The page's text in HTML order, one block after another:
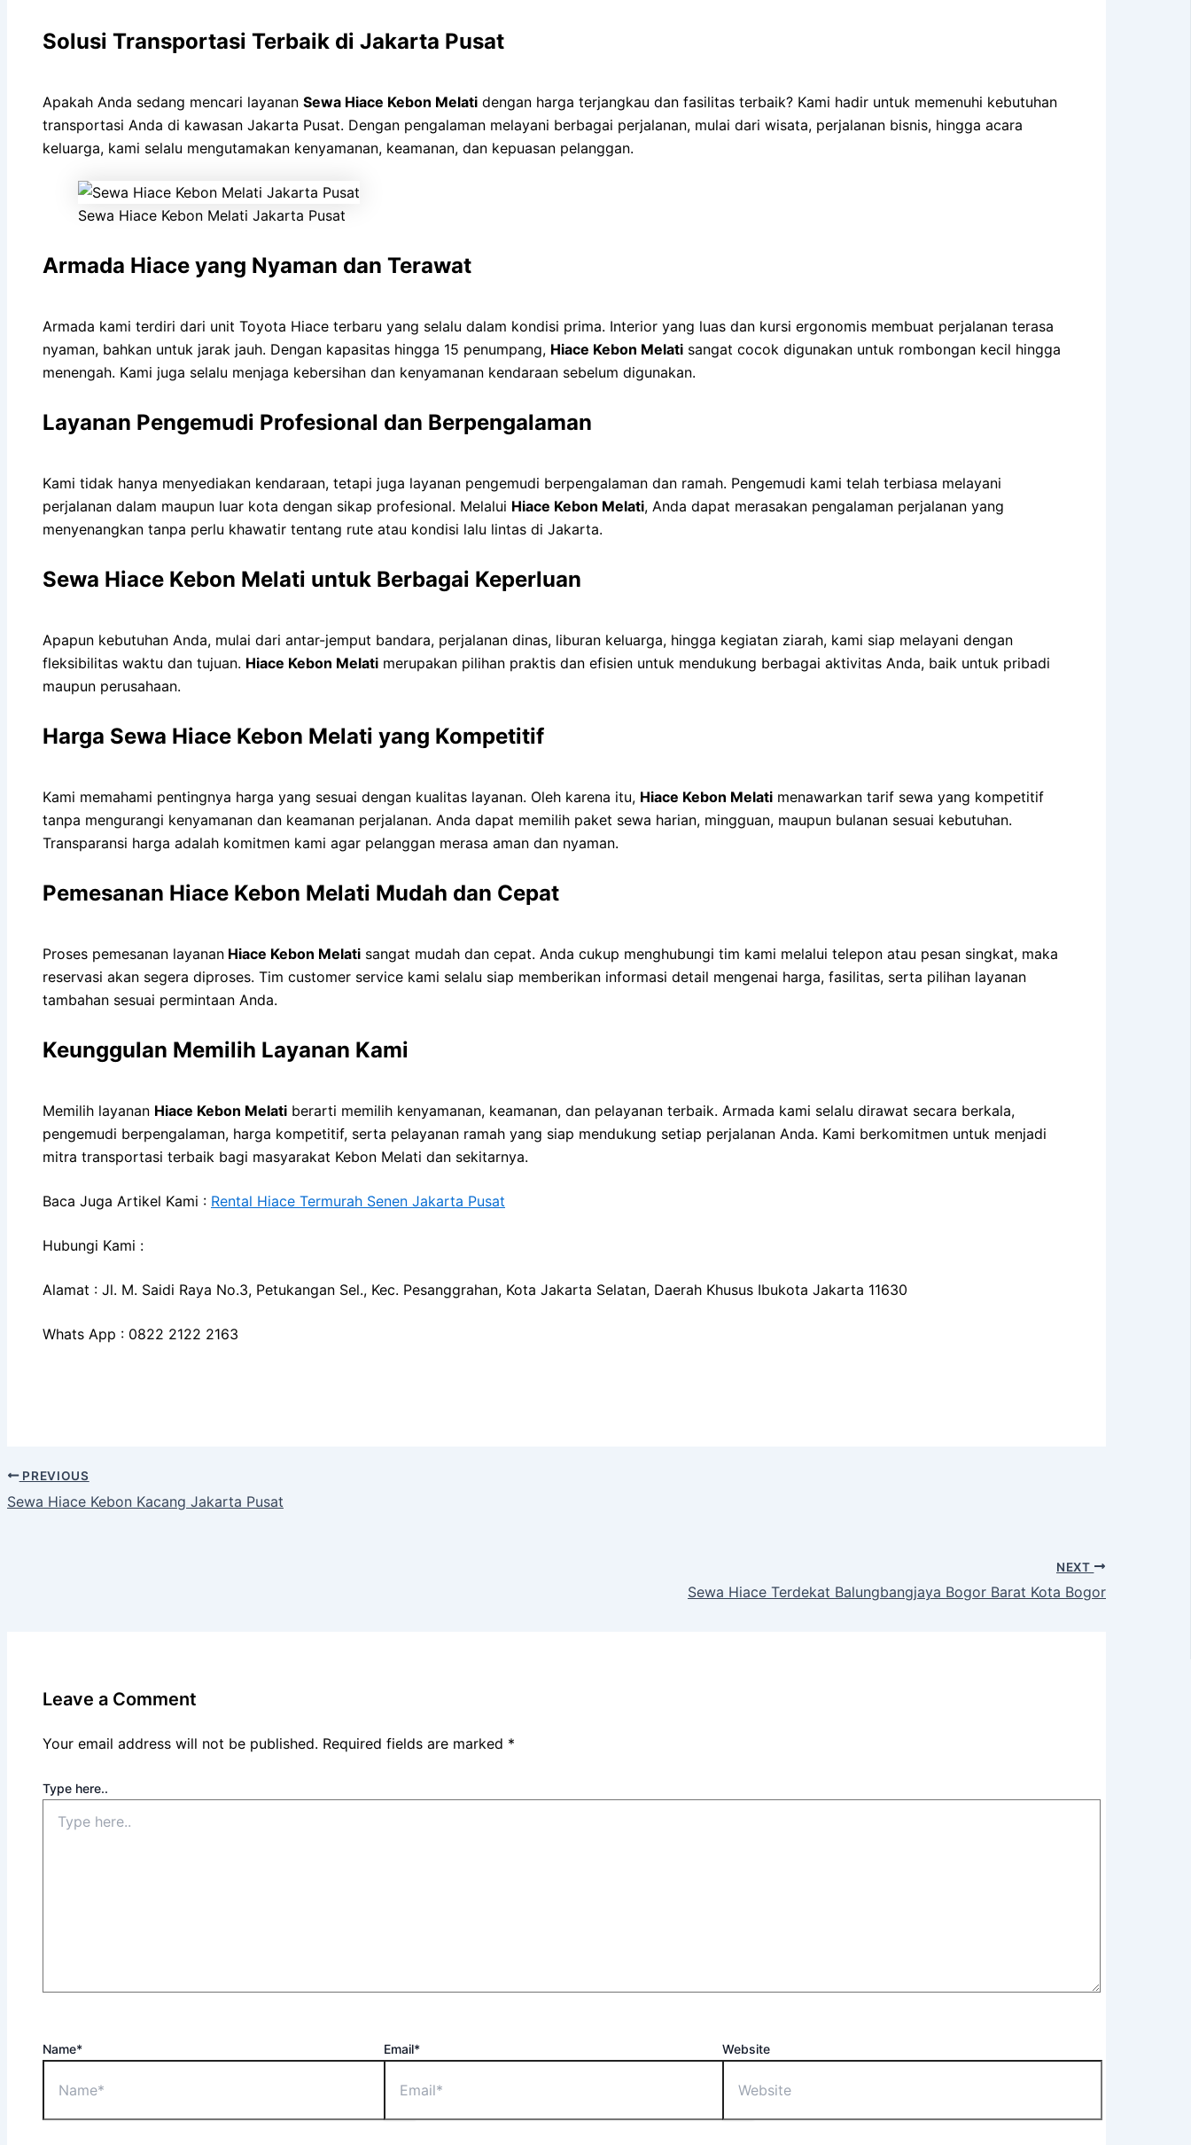
Solusi Transportasi Terbaik di Jakarta Pusat
Apakah Anda sedang mencari layanan Sewa Hiace Kebon Melati dengan harga terjangkau dan fasilitas terbaik? Kami hadir untuk memenuhi kebutuhan
transportasi Anda di kawasan Jakarta Pusat. Dengan pengalaman melayani berbagai perjalanan, mulai dari wisata, perjalanan bisnis, hingga acara
keluarga, kami selalu mengutamakan kenyamanan, keamanan, dan kepuasan pelanggan.
Sewa Hiace Kebon Melati Jakarta Pusat
Armada Hiace yang Nyaman dan Terawat
Armada kami terdiri dari unit Toyota Hiace terbaru yang selalu dalam kondisi prima. Interior yang luas dan kursi ergonomis membuat perjalanan terasa
nyaman, bahkan untuk jarak jauh. Dengan kapasitas hingga 15 penumpang, Hiace Kebon Melati sangat cocok digunakan untuk rombongan kecil hingga
menengah. Kami juga selalu menjaga kebersihan dan kenyamanan kendaraan sebelum digunakan.
Layanan Pengemudi Profesional dan Berpengalaman
Kami tidak hanya menyediakan kendaraan, tetapi juga layanan pengemudi berpengalaman dan ramah. Pengemudi kami telah terbiasa melayani
perjalanan dalam maupun luar kota dengan sikap profesional. Melalui Hiace Kebon Melati, Anda dapat merasakan pengalaman perjalanan yang
menyenangkan tanpa perlu khawatir tentang rute atau kondisi lalu lintas di Jakarta.
Sewa Hiace Kebon Melati untuk Berbagai Keperluan
Apapun kebutuhan Anda, mulai dari antar-jemput bandara, perjalanan dinas, liburan keluarga, hingga kegiatan ziarah, kami siap melayani dengan
fleksibilitas waktu dan tujuan. Hiace Kebon Melati merupakan pilihan praktis dan efisien untuk mendukung berbagai aktivitas Anda, baik untuk pribadi
maupun perusahaan.
Harga Sewa Hiace Kebon Melati yang Kompetitif
Kami memahami pentingnya harga yang sesuai dengan kualitas layanan. Oleh karena itu, Hiace Kebon Melati menawarkan tarif sewa yang kompetitif
tanpa mengurangi kenyamanan dan keamanan perjalanan. Anda dapat memilih paket sewa harian, mingguan, maupun bulanan sesuai kebutuhan.
Transparansi harga adalah komitmen kami agar pelanggan merasa aman dan nyaman.
Pemesanan Hiace Kebon Melati Mudah dan Cepat
Proses pemesanan layanan Hiace Kebon Melati sangat mudah dan cepat. Anda cukup menghubungi tim kami melalui telepon atau pesan singkat, maka
reservasi akan segera diproses. Tim customer service kami selalu siap memberikan informasi detail mengenai harga, fasilitas, serta pilihan layanan
tambahan sesuai permintaan Anda.
Keunggulan Memilih Layanan Kami
Memilih layanan Hiace Kebon Melati berarti memilih kenyamanan, keamanan, dan pelayanan terbaik. Armada kami selalu dirawat secara berkala,
pengemudi berpengalaman, harga kompetitif, serta pelayanan ramah yang siap mendukung setiap perjalanan Anda. Kami berkomitmen untuk menjadi
mitra transportasi terbaik bagi masyarakat Kebon Melati dan sekitarnya.
Baca Juga Artikel Kami : Rental Hiace Termurah Senen Jakarta Pusat
Hubungi Kami :
Alamat : Jl. M. Saidi Raya No.3, Petukangan Sel., Kec. Pesanggrahan, Kota Jakarta Selatan, Daerah Khusus Ibukota Jakarta 11630
Whats App : 0822 2122 2163
PREVIOUS
Sewa Hiace Kebon Kacang Jakarta Pusat
NEXT
Sewa Hiace Terdekat Balungbangjaya Bogor Barat Kota Bogor
Leave a Comment
Your email address will not be published. Required fields are marked *
Type here..
Name* Email* Website